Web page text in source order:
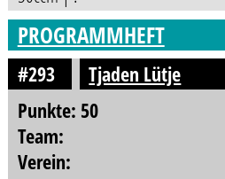
PROGRAMMHEFT
#293
Tjaden Lütje
Punkte: 50
Team:
Verein: